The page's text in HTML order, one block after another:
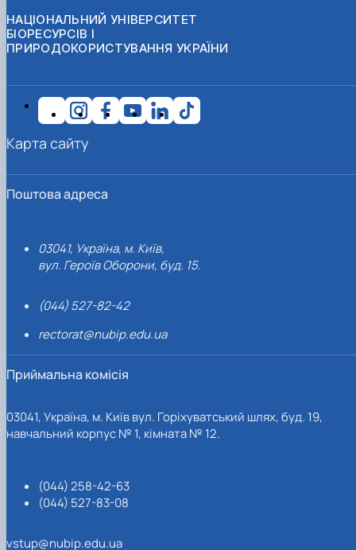
НАЦІОНАЛЬНИЙ УНІВЕРСИТЕТ
БІОРЕСУРСІВ І
ПРИРОДОКОРИСТУВАННЯ УКРАЇНИ
Поштова адреса
03041, Україна, м. Київ,
вул. Героїв Оборони, буд. 15.
(044) 527-82-42
rectorat@nubip.edu.ua
Приймальна комісія
03041, Україна, м. Київ вул. Горіхуватський шлях, буд. 19,
навчальний корпус № 1, кімната № 12.
(044) 258-42-63
(044) 527-83-08
vstup@nubip.edu.ua
Карта сайту